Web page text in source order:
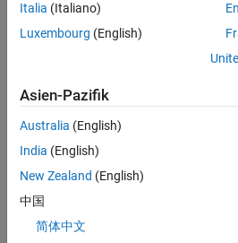
den kleinsten Details wie
Simulation von Robotik-Systemen
Kinematik, Dynamik und
Kontakteigenschaften.
Entwurf und Optimierung sowohl der
Level-Autonomie als auch der Low-
einer gepflegten Bibliothek von
Italia (Italiano)
Luxembourg (English)
Asien-Pazifik
Australia (English)
India (English)
New Zealand (English)
中国
简体中文